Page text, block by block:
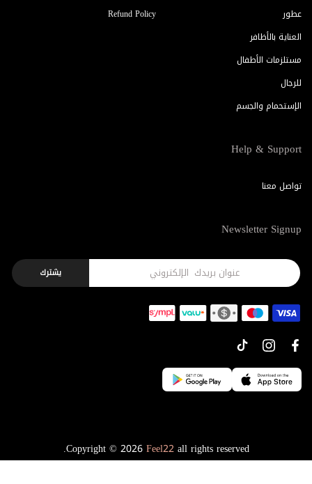
عطور
العناية بالأظافر
مستلزمات الأطفال
للرجال
الإستحمام والجسم
Refund Policy
Help & Support
تواصل معنا
Newsletter Signup
يشترك
Copyright © 2026Feel22all rights reserved.